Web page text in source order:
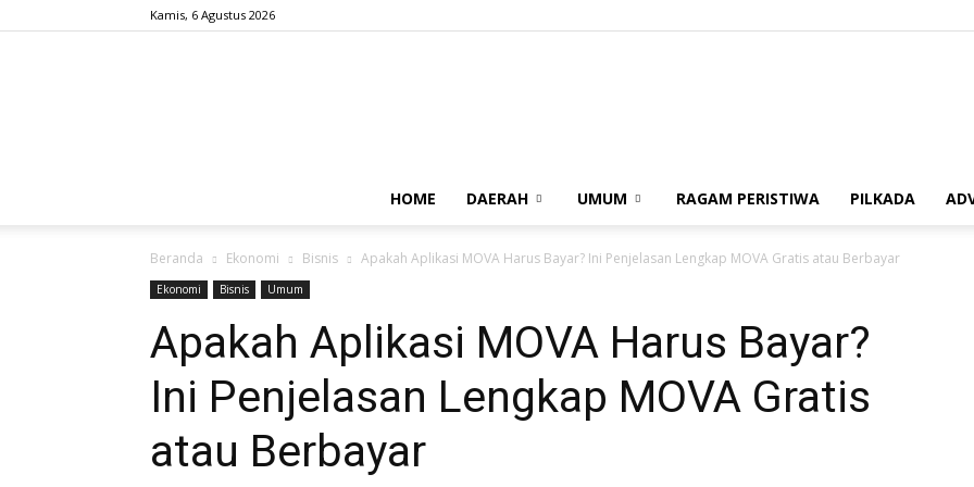
Kamis, 6 Agustus 2026
HOME DAERAH UMUM RAGAM PERISTIWA PILKADA
Beranda Ekonomi Bisnis Apakah Aplikasi MOVA Harus Bayar? Ini Penjelasan Lengkap MOVA Gratis atau Berbayar
Ekonomi Bisnis Umum
Apakah Aplikasi MOVA Harus Bayar?
Ini Penjelasan Lengkap MOVA Gratis
atau Berbayar